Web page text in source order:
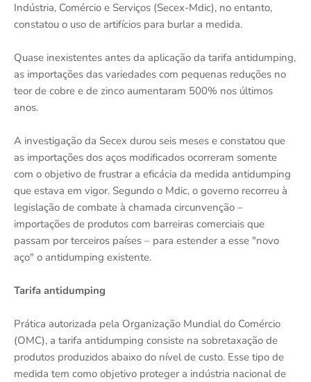
Indústria, Comércio e Serviços (Secex-Mdic), no entanto,
constatou o uso de artifícios para burlar a medida.
Quase inexistentes antes da aplicação da tarifa antidumping,
as importações das variedades com pequenas reduções no
teor de cobre e de zinco aumentaram 500% nos últimos
anos.
A investigação da Secex durou seis meses e constatou que
as importações dos aços modificados ocorreram somente
com o objetivo de frustrar a eficácia da medida antidumping
que estava em vigor. Segundo o Mdic, o governo recorreu à
legislação de combate à chamada circunvenção –
importações de produtos com barreiras comerciais que
passam por terceiros países – para estender a esse "novo
aço" o antidumping existente.
Tarifa antidumping
Prática autorizada pela Organização Mundial do Comércio
(OMC), a tarifa antidumping consiste na sobretaxação de
produtos produzidos abaixo do nível de custo. Esse tipo de
medida tem como objetivo proteger a indústria nacional de